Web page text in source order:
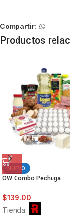
0
5
Compartir:
Productos
NUEVO
OW Combo Pechuga
$139.00
Tienda: